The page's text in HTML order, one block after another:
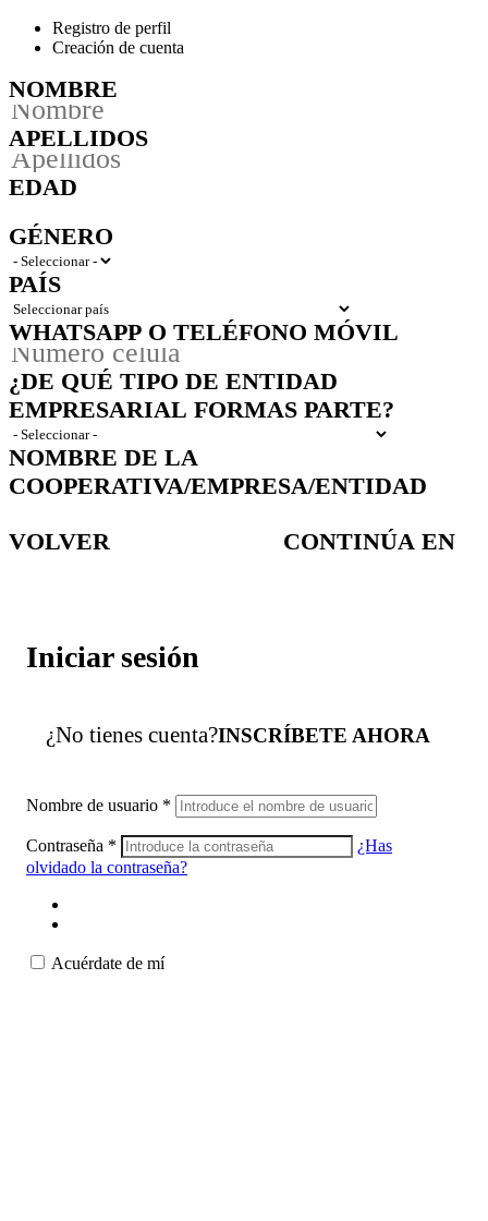
Registro de perfil
Creación de cuenta
NOMBRE
APELLIDOS
EDAD
GÉNERO
PAÍS
WHATSAPP O TELÉFONO MÓVIL
¿DE QUÉ TIPO DE ENTIDAD
EMPRESARIAL FORMAS PARTE?
NOMBRE DE LA
COOPERATIVA/EMPRESA/ENTIDAD
VOLVER CONTINÚA EN
Iniciar sesión
¿No tienes cuenta?INSCRÍBETE AHORA
Nombre de usuario *
Contraseña *
¿Has
olvidado la contraseña?
Acuérdate de mí